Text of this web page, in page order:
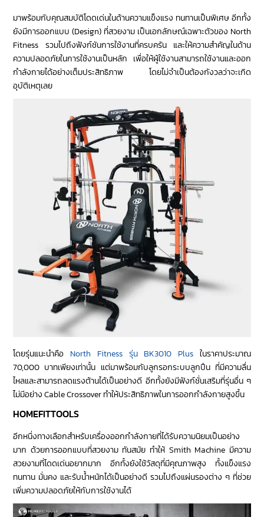
มาพร้อมกับคุณสมบัติโดดเด่นในด้านความแข็งแรง ทนทานเป็นพิเศษ อีกทั้ง
ยังมีการออกแบบ (Design) ที่สวยงาม เป็นเอกลักษณ์เฉพาะตัวของ North
Fitness รวมไปถึงฟังก์ชันการใช้งานที่ครบครัน และให้ความสำคัญในด้าน
ความปลอดภัยในการใช้งานเป็นหลัก เพื่อให้ผู้ใช้งานสามารถใช้งานและออก
กำลังกายได้อย่างเต็มประสิทธิภาพ โดยไม่จำเป็นต้องกังวลว่าจะเกิด
อุบัติเหตุเลย
โดยรุ่นแนะนำคือ North Fitness รุ่น BK3010 Plusในราคาประมาณ
70,000 บาทเพียงเท่านั้น แต่มาพร้อมกับลูกรอกระบบลูกปืน ที่มีความลื่น
ไหลและสามารถลดแรงต้านได้เป็นอย่างดี อีกทั้งยังมีฟังก์ชั่นเสริมที่รุ่นอื่น ๆ
ไม่มีอย่าง Cable Crossover ทำให้ประสิทธิภาพในการออกกำลังกายสูงขึ้น
HOMEFITTOOLS
อีกหนึ่งทางเลือกสำหรับเครื่องออกกำลังกายที่ได้รับความนิยมเป็นอย่าง
มาก ด้วยการออกแบบที่สวยงาม ทันสมัย ทำให้ Smith Machine มีความ
สวยงามที่โดดเด่นอยากมาก อีกทั้งยังใช้วัสดุที่มีคุณภาพสูง ทั้งแข็งแรง
ทนทาน มั่นคง และรับน้ำหนักได้เป็นอย่างดี รวมไปถึงแผ่นรองต่าง ๆ ที่ช่วย
เพิ่มความปลอดภัยให้กับการใช้งานได้